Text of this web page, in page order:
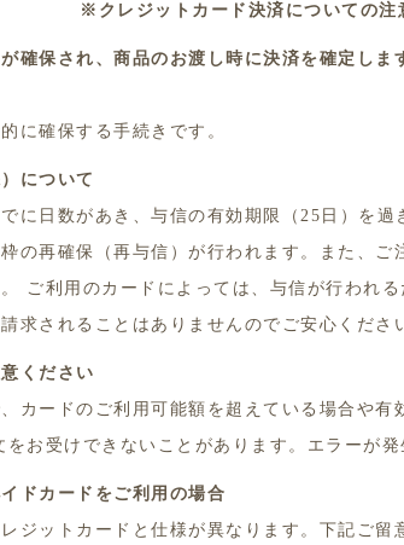
※クレジットカード決済についての
保され、商品のお渡し時に決済を確定しま
に確保する手続きです。
について
に日数があき、与信の有効期限（25日）を
の再確保（再与信）が行われます。また、ご
ご利用のカードによっては、与信が行われ
求されることはありませんのでご安心くださ
ください
カードのご利用可能額を超えている場合や有
お受けできないことがあります。エラーが発
ドカードをご利用の場合
ジットカードと仕様が異なります。下記ご留